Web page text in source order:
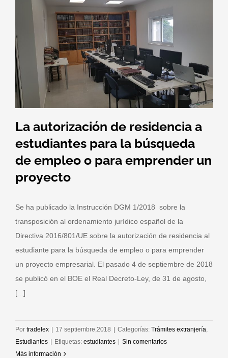
La autorización de residencia a
estudiantes para la búsqueda
de empleo o para emprender un
proyecto
Se ha publicado la Instrucción DGM 1/2018 sobre la
transposición al ordenamiento jurídico español de la
Directiva 2016/801/UE sobre la autorización de residencia al
estudiante para la búsqueda de empleo o para emprender
un proyecto empresarial. El pasado 4 de septiembre de 2018
se publicó en el BOE el Real Decreto-Ley, de 31 de agosto,
[...]
Por tradelex 17 septiembre,2018 Categorías: Trámites extranjería,
Estudiantes
Etiquetas: estudiantes
Sin comentarios
Más información